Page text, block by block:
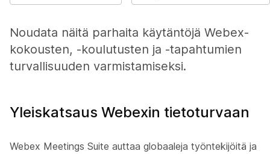
Noudata näitä parhaita käytäntöjä Webex-
kokousten, -koulutusten ja -tapahtumien
turvallisuuden varmistamiseksi.
Yleiskatsaus Webexin tietoturvaan
Webex Meetings Suite auttaa globaaleja työntekijöitä ja